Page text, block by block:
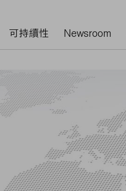
可持續性 Newsroom